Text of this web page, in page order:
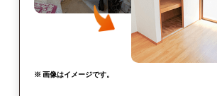
※ 画像はイメージです。